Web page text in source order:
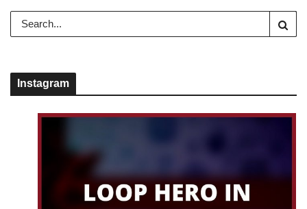
Instagram